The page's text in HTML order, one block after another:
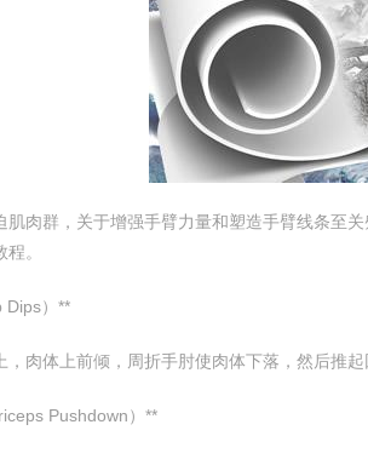
肌肉群，关于增强手臂力量和塑造手臂线条至
。
Dips）**
肉体上前倾，周折手肘使肉体下落，然后推
Pushdown）**